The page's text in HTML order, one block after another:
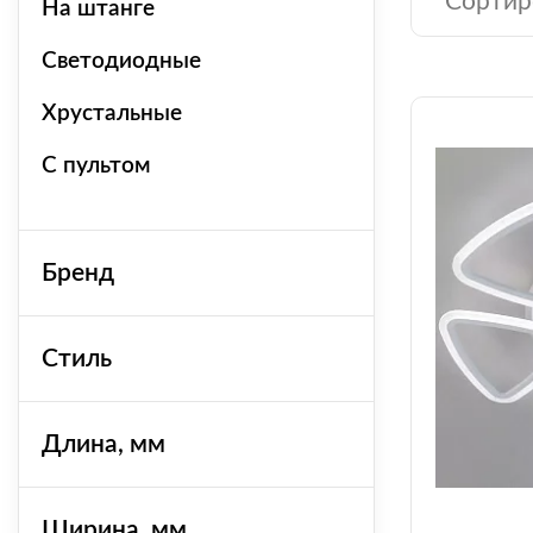
На штанге
Светодиодные
Хрустальные
C пультом
Бренд
Стиль
Длина, мм